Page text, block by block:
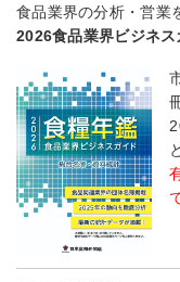
食品業界の分析・営業
2026食品業界ビジネス